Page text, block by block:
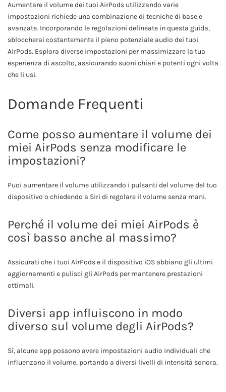
Aumentare il volume dei tuoi AirPods utilizzando varie
impostazioni richiede una combinazione di tecniche di base e
avanzate. Incorporando le regolazioni delineate in questa guida,
sbloccherai costantemente il pieno potenziale audio dei tuoi
AirPods. Esplora diverse impostazioni per massimizzare la tua
esperienza di ascolto, assicurando suoni chiari e potenti ogni volta
che li usi.
Domande Frequenti
Come posso aumentare il volume dei
miei AirPods senza modificare le
impostazioni?
Puoi aumentare il volume utilizzando i pulsanti del volume del tuo
dispositivo o chiedendo a Siri di regolare il volume senza mani.
Perché il volume dei miei AirPods è
così basso anche al massimo?
Assicurati che i tuoi AirPods e il dispositivo iOS abbiano gli ultimi
aggiornamenti e pulisci gli AirPods per mantenere prestazioni
ottimali.
Diversi app influiscono in modo
diverso sul volume degli AirPods?
Sì, alcune app possono avere impostazioni audio individuali che
influenzano il volume, portando a diversi livelli di intensità sonora.